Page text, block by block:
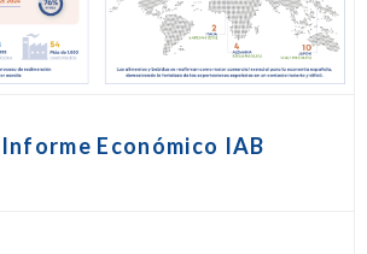
Económico IAB